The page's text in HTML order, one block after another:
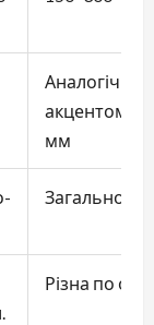
Аналогічно,
акцентом
мм
Різна по